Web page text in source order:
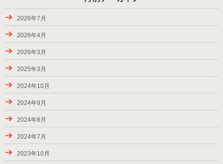
2026年7月
2026年4月
2026年3月
2025年3月
2024年10月
2024年9月
2024年8月
2024年7月
2023年10月